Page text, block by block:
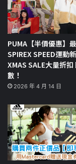
PUMA【半價優惠】
SPIREX SPEED運動
XMAS SALE大量折扣
數！
2026 年 4 月 14 日